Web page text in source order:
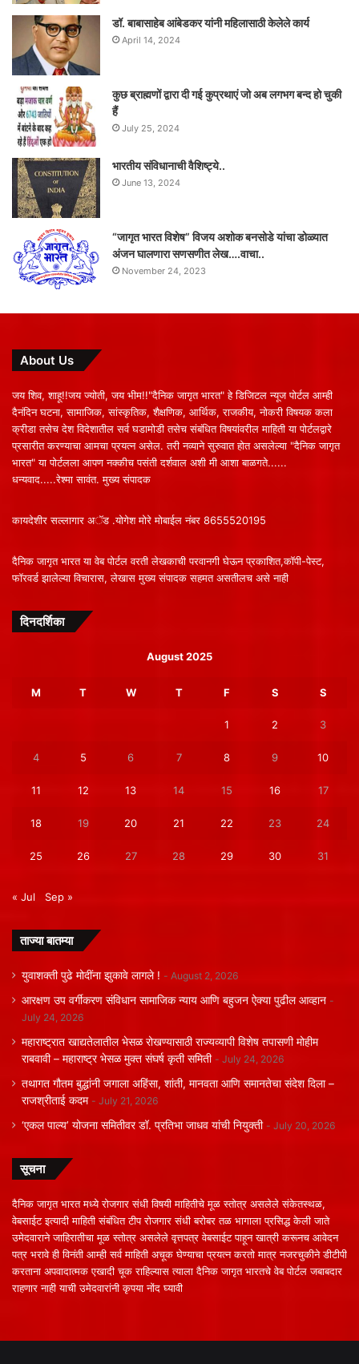
डॉ. बाबासाहेब आंबेडकर यांनी महिलासाठी केलेले कार्य
April 14, 2024
कुछ ब्राह्मणों द्वारा दी गई कुप्रथाएं जो अब लगभग बन्द हो चुकी
हैं
July 25, 2024
भारतीय संविधानाची वैशिष्ट्ये..
June 13, 2024
“जागृत भारत विशेष” विजय अशोक बनसोडे यांचा डोळ्यात
अंजन घालणारा सणसणीत लेख….वाचा..
November 24, 2023
About Us
जय शिव, शाहू!!जय ज्योती, जय भीम!!"दैनिक जागृत भारत" हे डिजिटल न्यूज पोर्टल आम्ही
दैनंदिन घटना, सामाजिक, सांस्कृतिक, शैक्षणिक, आर्थिक, राजकीय, नोकरी विषयक कला
क्रीडा तसेच देश विदेशातील सर्व घडामोडी तसेच संबंधित विषयांवरील माहिती या पोर्टलद्वारे
प्रसारीत करण्याचा आमचा प्रयत्न असेल. तरी नव्याने सुरुवात होत असलेल्या "दैनिक जागृत
भारत" या पोर्टलला आपण नक्कीच पसंती दर्शवाल अशी मी आशा बाळगते......
धन्यवाद.....रेश्मा सावंत. मुख्य संपादक
कायदेशीर सल्लागार अॅड .योगेश मोरे मोबाईल नंबर 8655520195
दैनिक जागृत भारत या वेब पोर्टल वरती लेखकाची परवानगी घेऊन प्रकाशित,कॉपी-पेस्ट,
फॉरवर्ड झालेल्या विचारास, लेखास मुख्य संपादक सहमत असतीलच असे नाही
दिनदर्शिका
August 2025
M T W T F S S
1 2 3
4 5 6 7 8 9 10
11 12 13 14 15 16 17
18 19 20 21 22 23 24
25 26 27 28 29 30 31
« Jul Sep »
ताज्या बातम्या
युवाशक्ती पुढे मोदींना झुकावे लागले ! August 2, 2026
आरक्षण उप वर्गीकरण संविधान सामाजिक न्याय आणि बहुजन ऐक्या पुढील आव्हान
July 24, 2026
महाराष्ट्रात खाद्यतेलातील भेसळ रोखण्यासाठी राज्यव्यापी विशेष तपासणी मोहीम
राबवावी – महाराष्ट्र भेसळ मुक्त संघर्ष कृती समिती
July 24, 2026
तथागत गौतम बुद्धांनी जगाला अहिंसा, शांती, मानवता आणि समानतेचा संदेश दिला –
राजश्रीताई कदम
July 21, 2026
‘एकल पाल्य’ योजना समितीवर डॉ. प्रतिभा जाधव यांची नियुक्ती July 20, 2026
सूचना
दैनिक जागृत भारत मध्ये रोजगार संधी विषयी माहितीचे मूळ स्तोत्र असलेले संकेतस्थळ,
वेबसाईट इत्यादी माहिती संबंधित टीप रोजगार संधी बरोबर तळ भागाला प्रसिद्ध केली जाते
उमेदवाराने जाहिरातीचा मूळ स्तोत्र असलेले वृत्तपत्र वेबसाईट पाहून खात्री करूनच आवेदन
पत्र भरावे ही विनंती आम्ही सर्व माहिती अचूक घेण्याचा प्रयत्न करतो मात्र नजरचुकीने डीटीपी
करताना अपवादात्मक एखादी चूक राहिल्यास त्याला दैनिक जागृत भारतचे वेब पोर्टल जबाबदार
राहणार नाही याची उमेदवारांनी कृपया नोंद घ्यावी